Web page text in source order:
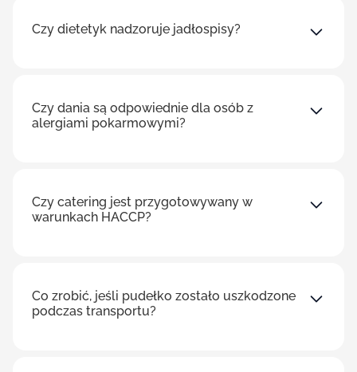
Czy dietetyk nadzoruje jadłospisy?
Czy dania są odpowiednie dla osób z
alergiami pokarmowymi?
Czy catering jest przygotowywany w
warunkach HACCP?
Co zrobić, jeśli pudełko zostało uszkodzone
podczas transportu?